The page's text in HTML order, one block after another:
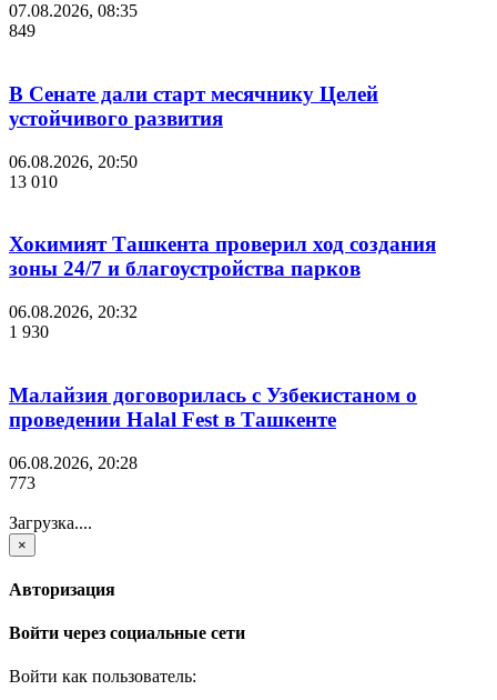
07.08.2026, 08:35
849
В Сенате дали старт месячнику Целей
устойчивого развития
06.08.2026, 20:50
13 010
Хокимият Ташкента проверил ход создания
зоны 24/7 и благоустройства парков
06.08.2026, 20:32
1 930
Малайзия договорилась с Узбекистаном о
проведении Halal Fest в Ташкенте
06.08.2026, 20:28
773
Загрузка....
×
Авторизация
Войти через социальные сети
Войти как пользователь: